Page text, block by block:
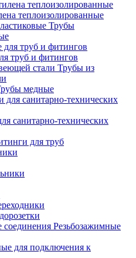
теплоизолированные
Трубы
труб и фитингов
Трубы из
медные
санитарно-технических
для труб
Резьбозажимные